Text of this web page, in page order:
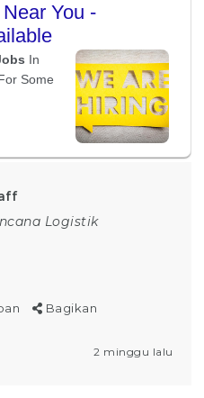
Logistik
Bagikan
2 minggu lalu